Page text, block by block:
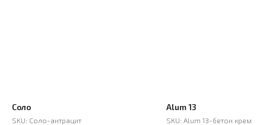
Соло
SKU: Соло-антрацит
Alum 13
SKU: Alum 13-бетон крем